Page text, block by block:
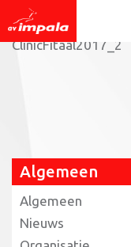
Home»Clinic
ClinicFitaal2017_2
Algemeen
Algemeen
Nieuws